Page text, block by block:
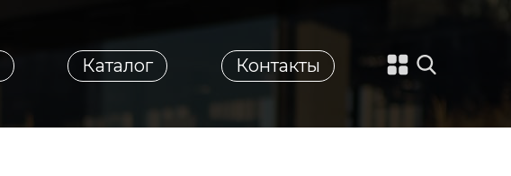
Каталог Контакты